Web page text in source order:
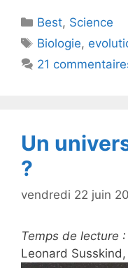
er e
b
o
Catégories
Best, Science
Étiquettes
Biologie,
21
Un
?
vendredi 22 juin
Temps de lecture :
Leonard Susskind,